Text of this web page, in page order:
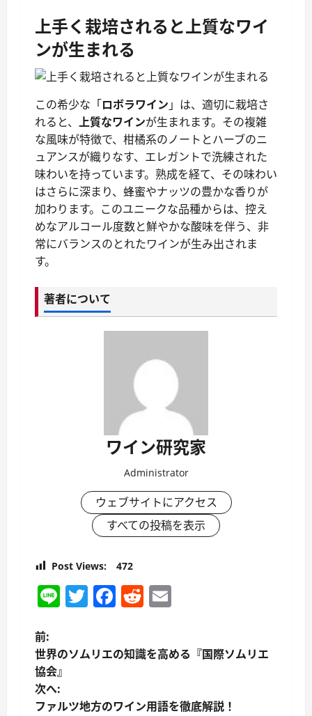
上手く栽培されると上質なワイ
ンが生まれる
この希少な「ロボラワイン 」は、適切に栽培さ
れると、 上質なワインが生まれます。その複雑
な風味が特徴で、柑橘系のノートとハーブのニ
ュアンスが織りなす、エレガントで洗練された
味わいを持っています。熟成を経て、その味わい
はさらに深まり、蜂蜜やナッツの豊かな香りが
加わります。このユニークな品種からは、控え
めなアルコール度数と鮮やかな酸味を伴う、非
常にバランスのとれたワインが生み出されま
す。
著者について
ワイン研究家
Administrator
ウェブサイトにアクセス
すべての投稿を表示
Post Views: 472
LineTwitter
Facebook
Reddit
投
稿
ナ
前:
世界のソムリエの知識を高める『国際ソムリエ
協会』
次へ:
ファルツ地方のワイン用語を徹底解説！